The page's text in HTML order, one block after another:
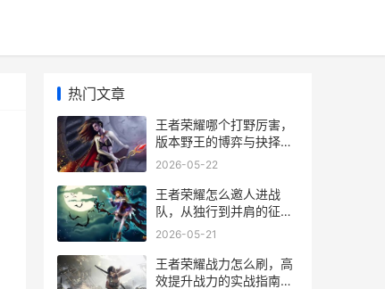
热门文章
王者荣耀哪个打野厉害，
版本野王的博弈与抉择，
副标题，深入解析打野位
2026-05-22
王者荣耀怎么邀人进战
队，从独行到并肩的征
途，副标题，一份详尽的
2026-05-21
王者荣耀战力怎么刷，高
效提升战力的实战指南副